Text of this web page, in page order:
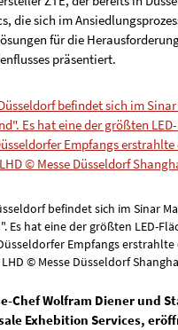
die sich im
für die
präsentiert.
befindet sich im Sinar
Es hat eine der größten LED-
Empfangs erstrahlte
© Messe Düsseldorf
Chef Wolfram Diener und
Exhebition Services,